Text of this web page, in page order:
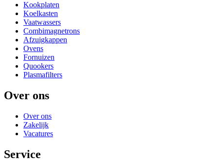
Kookplaten
Koelkasten
Vaatwassers
Combimagnetrons
Afzuigkappen
Ovens
Fornuizen
Quookers
Plasmafilters
Over ons
Over ons
Zakelijk
Vacatures
Service